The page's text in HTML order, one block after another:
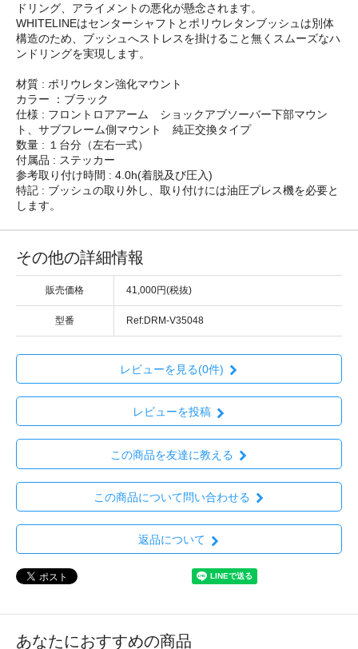
ドリング、アライメントの悪化が懸念されます。
WHITELINEはセンターシャフトとポリウレタンブッシュは別体
構造のため、ブッシュへストレスを掛けること無くスムーズなハ
ンドリングを実現します。
材質 : ポリウレタン強化マウント
カラー ：ブラック
仕様 : フロントロアアーム ショックアブソーバー下部マウン
ト、サブフレーム側マウント 純正交換タイプ
数量 : １台分（左右一式）
付属品 : ステッカー
参考取り付け時間 : 4.0h(着脱及び圧入)
特記 : ブッシュの取り外し、取り付けには油圧プレス機を必要と
します。
その他の詳細情報
販売価格 41,000円(税抜)
型番 Ref:DRM-V35048
レビューを見る(0件)
レビューを投稿
この商品を友達に教える
この商品について問い合わせる
返品について
あなたにおすすめの商品